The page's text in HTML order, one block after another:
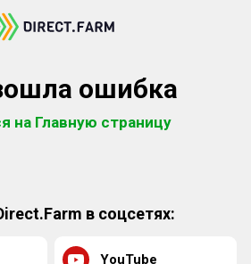
ошибка
на Главную страницу
в соцсетях:
YouTube